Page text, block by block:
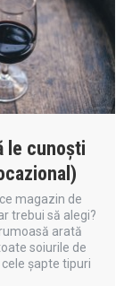
le cunoști
magazin de
trebui să alegi?
arată
soiurile de
șapte tipuri